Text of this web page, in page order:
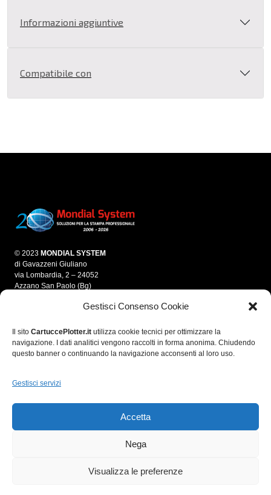
Gestisci Consenso Cookie
Il sito CartuccePlotter.it utilizza cookie tecnici per ottimizzare la
navigazione. I dati analitici vengono raccolti in forma anonima. Chiudendo
questo banner o continuando la navigazione acconsenti al loro uso.
Gestisci servizi
Accetta
Nega
Visualizza le preferenze
Photo
Informazioni aggiuntive
Compatibile con
© 2023 MONDIAL SYSTEM
di Gavazzeni Giuliano
via Lombardia, 2 – 24052
Azzano San Paolo (Bg)
info@mondialsystem.it
Fax 035 4595861
P.IVA 03280700166
C.F. GVZGLN70E05A794A